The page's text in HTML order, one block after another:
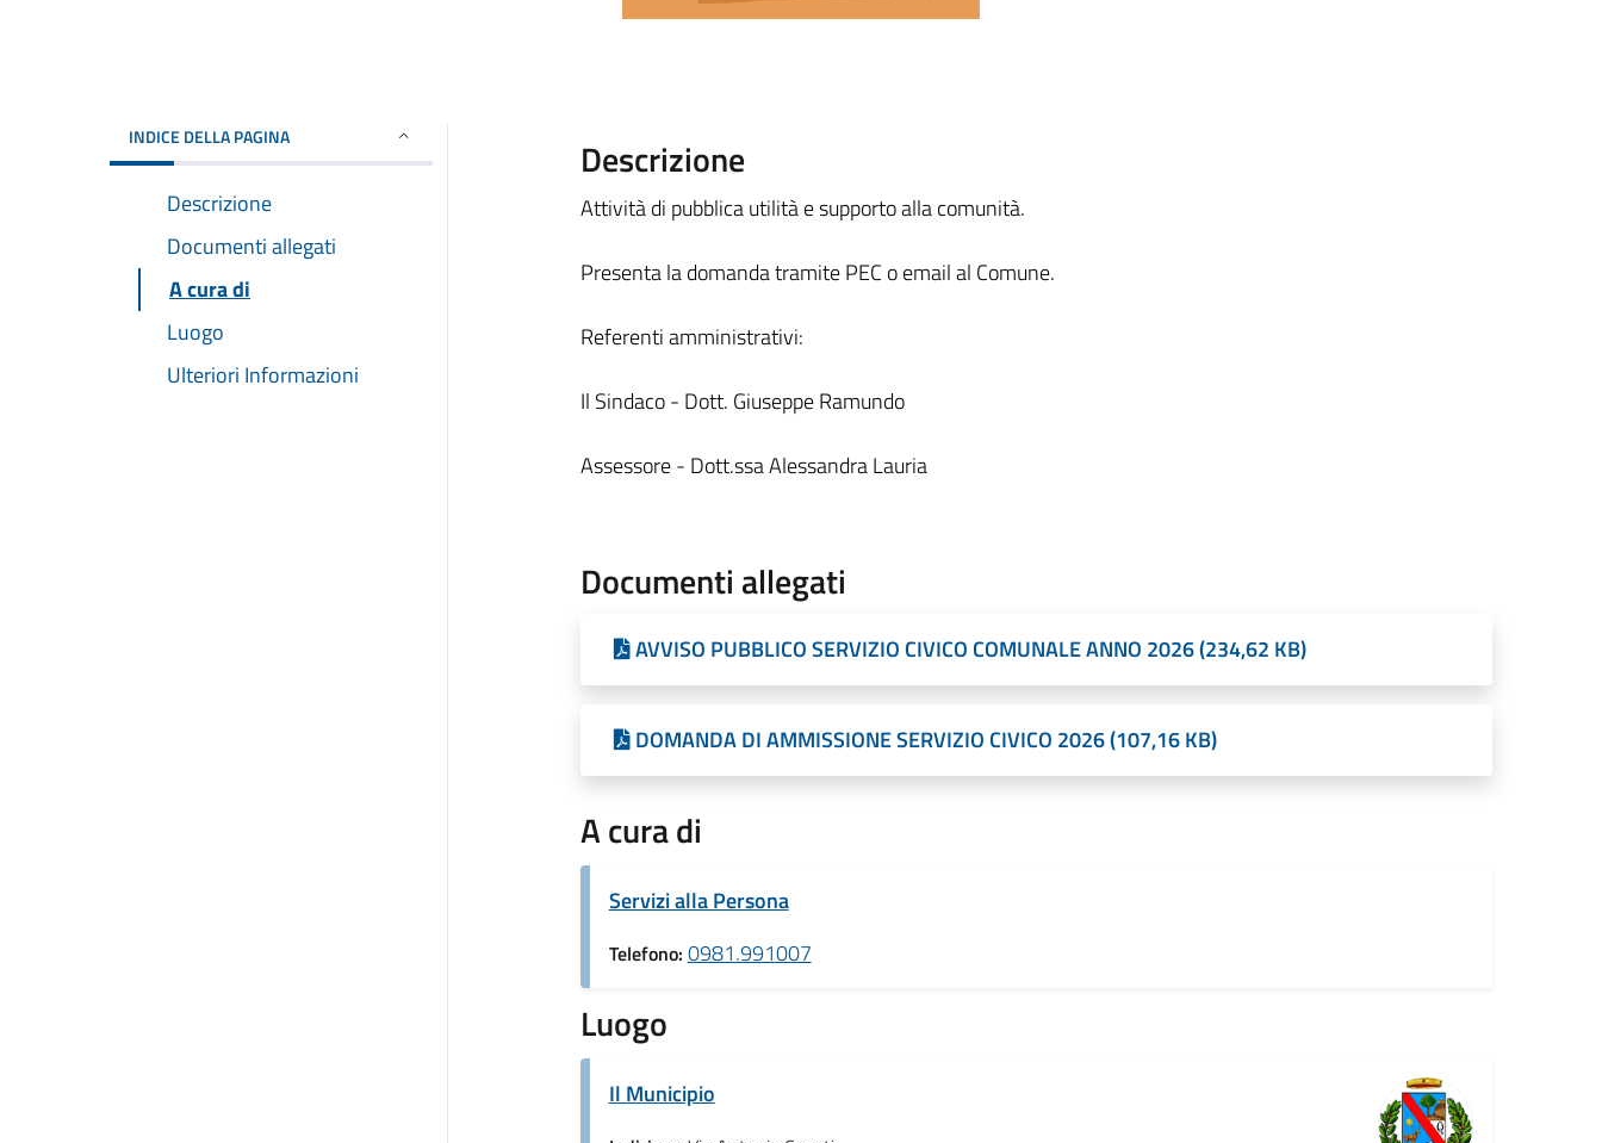
INDICE DELLA PAGINA
Descrizione
Documenti allegati
A cura di
Luogo
Ulteriori Informazioni
Descrizione
Attività di pubblica utilità e supporto alla comunità.
Presenta la domanda tramite PEC o email al Comune.
Referenti amministrativi:
Il Sindaco - Dott. Giuseppe Ramundo
Assessore - Dott.ssa Alessandra Lauria
Documenti allegati
AVVISO PUBBLICO SERVIZIO CIVICO COMUNALE ANNO 2026 (234,62 KB)
DOMANDA DI AMMISSIONE SERVIZIO CIVICO 2026 (107,16 KB)
A cura di
Servizi alla Persona
Telefono: 0981.991007
Luogo
Il Municipio